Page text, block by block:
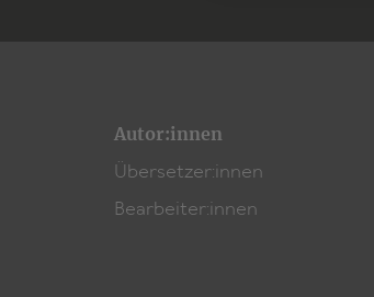
Autor:innen
Übersetzer:innen
Bearbeiter:innen